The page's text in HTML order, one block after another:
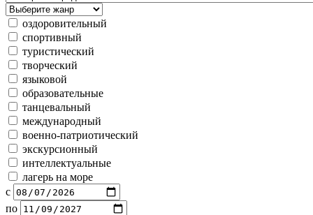
оздоровительный
спортивный
туристический
творческий
языковой
образовательные
танцевальный
международный
военно-патриотический
экскурсионный
интеллектуальные
лагерь на море
с
по